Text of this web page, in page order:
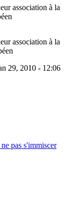
association à la
association à la
29, 2010 - 12:06
pas s'immiscer